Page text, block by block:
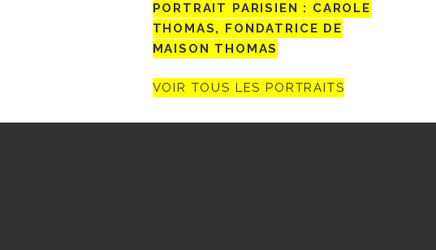
PORTRAIT PARISIEN : CAROLE
THOMAS, FONDATRICE DE
MAISON THOMAS
VOIR TOUS LES PORTRAITS